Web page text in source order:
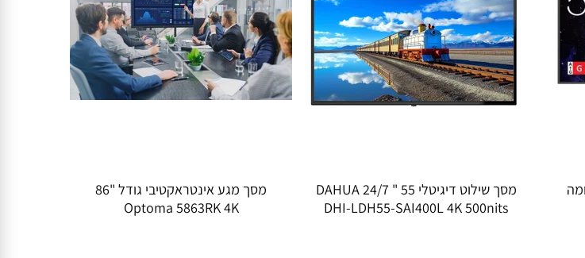
מסך שילוט דיגיטלי 55 " 24/7 DAHUA
DHI-LDH55-SAI400L 4K 500nits
מסך מגע אינטראקטיבי גודל "86
Optoma 5863RK 4K